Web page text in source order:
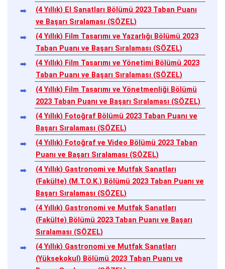
(4 Yıllık) El Sanatları Bölümü 2023 Taban Puanı
ve Başarı Sıralaması (SÖZEL)
(4 Yıllık) Film Tasarımı ve Yazarlığı Bölümü 2023
Taban Puanı ve Başarı Sıralaması (SÖZEL)
(4 Yıllık) Film Tasarımı ve Yönetimi Bölümü 2023
Taban Puanı ve Başarı Sıralaması (SÖZEL)
(4 Yıllık) Film Tasarımı ve Yönetmenliği Bölümü
2023 Taban Puanı ve Başarı Sıralaması (SÖZEL)
(4 Yıllık) Fotoğraf Bölümü 2023 Taban Puanı ve
Başarı Sıralaması (SÖZEL)
(4 Yıllık) Fotoğraf ve Video Bölümü 2023 Taban
Puanı ve Başarı Sıralaması (SÖZEL)
(4 Yıllık) Gastronomi ve Mutfak Sanatları
(Fakülte) (M.T.O.K.) Bölümü 2023 Taban Puanı ve
Başarı Sıralaması (SÖZEL)
(4 Yıllık) Gastronomi ve Mutfak Sanatları
(Fakülte) Bölümü 2023 Taban Puanı ve Başarı
Sıralaması (SÖZEL)
(4 Yıllık) Gastronomi ve Mutfak Sanatları
(Yüksekokul) Bölümü 2023 Taban Puanı ve